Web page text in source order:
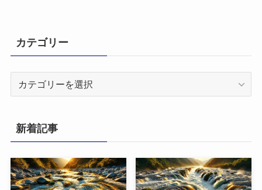
カテゴリー
リ
ー
新着記事